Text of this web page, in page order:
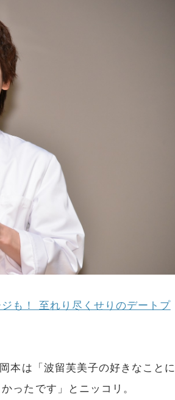
も！ 至れり尽くせりのデートプ
本は「波留芙美子の好きなことに
ったです」とニッコリ。